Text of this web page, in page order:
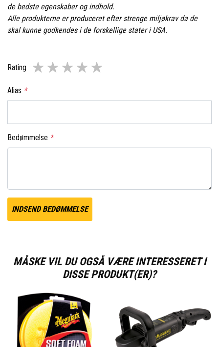
de bedste egenskaber og indhold.
Alle produkterne er produceret efter strenge miljøkrav da de
skal kunne godkendes i de forskellige stater i USA.
Rating
Alias *
Bedømmelse *
INDSEND BEDØMMELSE
MÅSKE VIL DU OGSÅ VÆRE INTERESSERET I
DISSE PRODUKT(ER)?